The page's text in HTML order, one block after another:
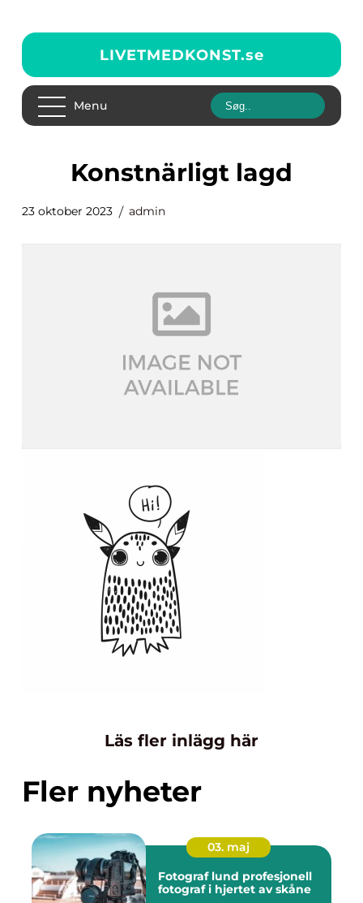
LIVETMEDKONST.se
Menu
konstnärligt lagd
23 oktober 2023 admin
Läs fler inlägg här
Fler nyheter
03. maj
Fotograf lund profesjonell
fotograf i hjertet av skåne